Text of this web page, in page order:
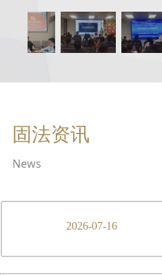
固法资讯
News
2026-07-16